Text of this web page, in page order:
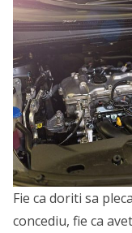
Fie ca doriti sa
concediu, fie ca